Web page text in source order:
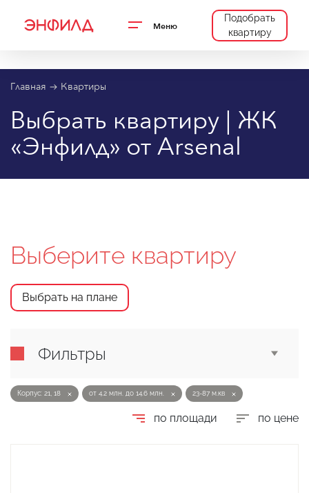
Меню
Подобрать
квартиру
Главная Квартиры
Выбрать квартиру | ЖК
«Энфилд» от Arsenal
Выберите квартиру
Выбрать на плане
Фильтры
Корпус: 21, 18 от 4.2 млн. до 14.6 млн. 23-87 м.кв
по площади по цене